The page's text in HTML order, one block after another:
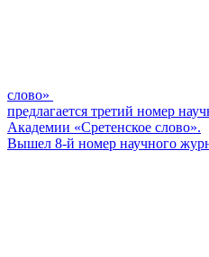
слово»
предлагается третий номер
Академии «Сретенское слово».
Вышел 8-й номер научного